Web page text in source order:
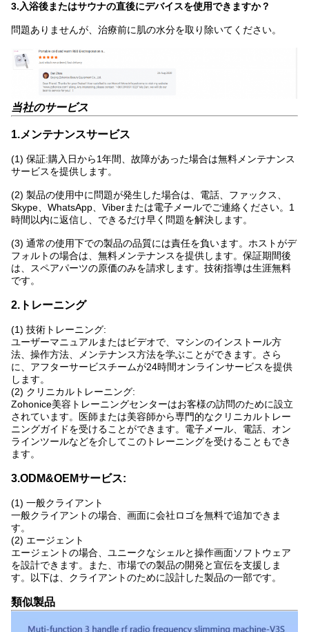
3.入浴後またはサウナの直後にデバイスを使用できますか？
問題ありませんが、治療前に肌の水分を取り除いてください。
当社のサービス
1.メンテナンスサービス
(1) 保証:購入日から1年間、故障があった場合は無料メンテナンス
サービスを提供します。
(2) 製品の使用中に問題が発生した場合は、電話、ファックス、
Skype、WhatsApp、Viberまたは電子メールでご連絡ください。1
時間以内に返信し、できるだけ早く問題を解決します。
(3) 通常の使用下での製品の品質には責任を負います。ホストがデ
フォルトの場合は、無料メンテナンスを提供します。保証期間後
は、スペアパーツの原価のみを請求します。技術指導は生涯無料
です。
2.トレーニング
(1) 技術トレーニング:
ユーザーマニュアルまたはビデオで、マシンのインストール方
法、操作方法、メンテナンス方法を学ぶことができます。さら
に、アフターサービスチームが24時間オンラインサービスを提供
します。
(2) クリニカルトレーニング:
Zohonice美容トレーニングセンターはお客様の訪問のために設立
されています。医師または美容師から専門的なクリニカルトレー
ニングガイドを受けることができます。電子メール、電話、オン
ラインツールなどを介してこのトレーニングを受けることもでき
ます。
3.ODM&OEMサービス:
(1) 一般クライアント
一般クライアントの場合、画面に会社ロゴを無料で追加できま
す。
(2) エージェント
エージェントの場合、ユニークなシェルと操作画面ソフトウェア
を設計できます。また、市場での製品の開発と宣伝を支援しま
す。以下は、クライアントのために設計した製品の一部です。
類似製品